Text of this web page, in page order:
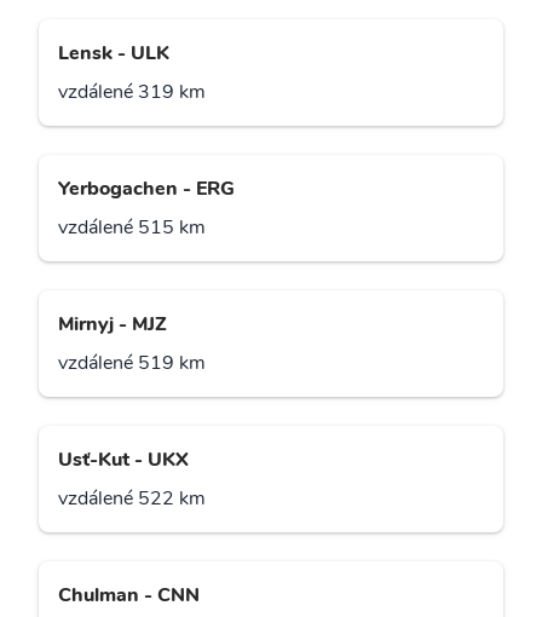
Lensk - ULK
vzdálené 319 km
Yerbogachen - ERG
vzdálené 515 km
Mirnyj - MJZ
vzdálené 519 km
Usť-Kut - UKX
vzdálené 522 km
Chulman - CNN